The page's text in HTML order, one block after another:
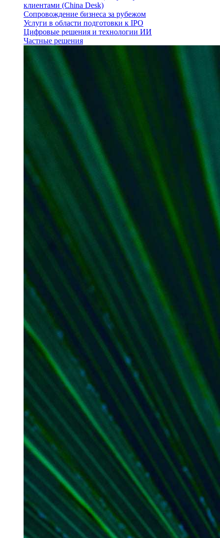
клиентами (China Desk)
Сопровождение бизнеса за рубежом
Услуги в области подготовки к IPO
Цифровые решения и технологии ИИ
Частные решения